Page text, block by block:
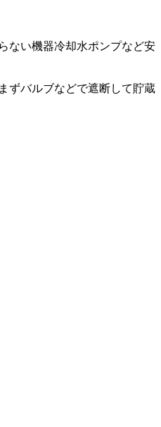
ない機器冷却水ポンプなど安
ずバルブなどで遮断して貯蔵